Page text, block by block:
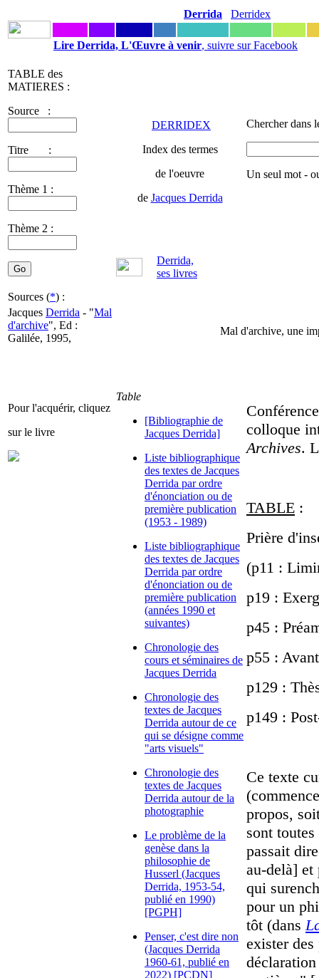
Derrida Derridex
Lire Derrida, L'Œuvre à venir, suivre sur Facebook
TABLE des
MATIERES :
Source :
Titre :
Thème 1 :
Thème 2 :
DERRIDEX
Index des termes
de l'oeuvre
de Jacques Derrida
Chercher dans
Un seul mot -
Derrida,
ses livres
Sources (*) :
Jacques Derrida - "Mal
d'archive", Ed :
Galilée, 1995,
Mal d'archive, une
Pour l'acquérir, cliquez
sur le livre
Table
[Bibliographie de
Jacques Derrida]
Liste bibliographique
des textes de Jacques
Derrida par ordre
d'énonciation ou de
première publication
(1953 - 1989)
Liste bibliographique
des textes de Jacques
Derrida par ordre
d'énonciation ou de
première publication
(années 1990 et
suivantes)
Chronologie des
cours et séminaires de
Jacques Derrida
Chronologie des
textes de Jacques
Derrida autour de ce
qui se désigne comme
"arts visuels"
Chronologie des
textes de Jacques
Derrida autour de la
photographie
Le problème de la
genèse dans la
philosophie de
Husserl (Jacques
Derrida, 1953-54,
publié en 1990)
[PGPH]
Penser, c'est dire non
(Jacques Derrida
1960-61, publié en
2022) [PCDN]
colloque
Archives.
TABLE :
Prière
(p11 :
p19 :
p45 :
p55 :
p129 :
p149 :
Ce texte
propos,
sont
passait
au-delà] et
qui
pour un
tôt (dans
exister des